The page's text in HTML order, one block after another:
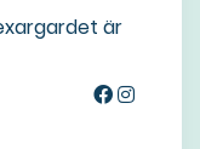
är